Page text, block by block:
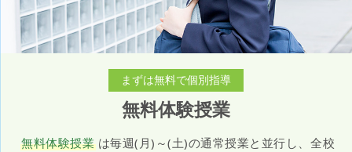
まずは無料で個別指導
無料体験授業
無料体験授業 は毎週(月)～(土)の通常授業と並行し、全校